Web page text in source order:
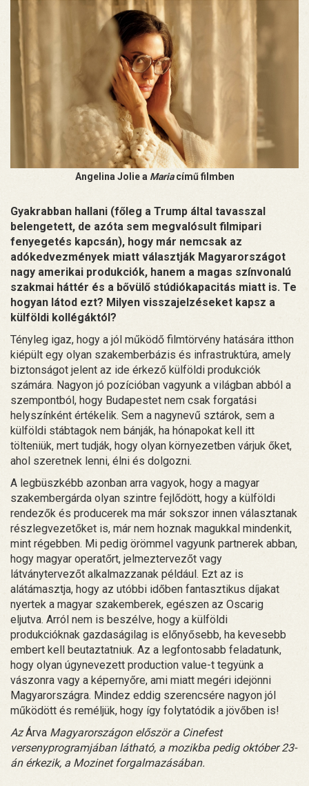
Angelina Jolie a Mariacímű filmben
Gyakrabban hallani (főleg a Trump által tavasszal
belengetett, de azóta sem megvalósult filmipari
fenyegetés kapcsán), hogy már nemcsak az
adókedvezmények miatt választják Magyarországot
nagy amerikai produkciók, hanem a magas színvonalú
szakmai háttér és a bővülő stúdiókapacitás miatt is. Te
hogyan látod ezt? Milyen visszajelzéseket kapsz a
külföldi kollégáktól?
Tényleg igaz, hogy a jól működő filmtörvény hatására itthon
kiépült egy olyan szakemberbázis és infrastruktúra, amely
biztonságot jelent az ide érkező külföldi produkciók
számára. Nagyon jó pozícióban vagyunk a világban abból a
szempontból, hogy Budapestet nem csak forgatási
helyszínként értékelik. Sem a nagynevű sztárok, sem a
külföldi stábtagok nem bánják, ha hónapokat kell itt
tölteniük, mert tudják, hogy olyan környezetben várjuk őket,
ahol szeretnek lenni, élni és dolgozni.
A legbüszkébb azonban arra vagyok, hogy a magyar
szakembergárda olyan szintre fejlődött, hogy a külföldi
rendezők és producerek ma már sokszor innen választanak
részlegvezetőket is, már nem hoznak magukkal mindenkit,
mint régebben. Mi pedig örömmel vagyunk partnerek abban,
hogy magyar operatőrt, jelmeztervezőt vagy
látványtervezőt alkalmazzanak például. Ezt az is
alátámasztja, hogy az utóbbi időben fantasztikus díjakat
nyertek a magyar szakemberek, egészen az Oscarig
eljutva. Arról nem is beszélve, hogy a külföldi
produkcióknak gazdaságilag is előnyősebb, ha kevesebb
embert kell beutaztatniuk. Az a legfontosabb feladatunk,
hogy olyan úgynevezett production value-t tegyünk a
vászonra vagy a képernyőre, ami miatt megéri idejönni
Magyarországra. Mindez eddig szerencsére nagyon jól
működött és reméljük, hogy így folytatódik a jövőben is!
AzÁrva Magyarországon először a Cinefest
versenyprogramjában látható, a mozikba pedig október 23-
án érkezik, a Mozinet forgalmazásában.